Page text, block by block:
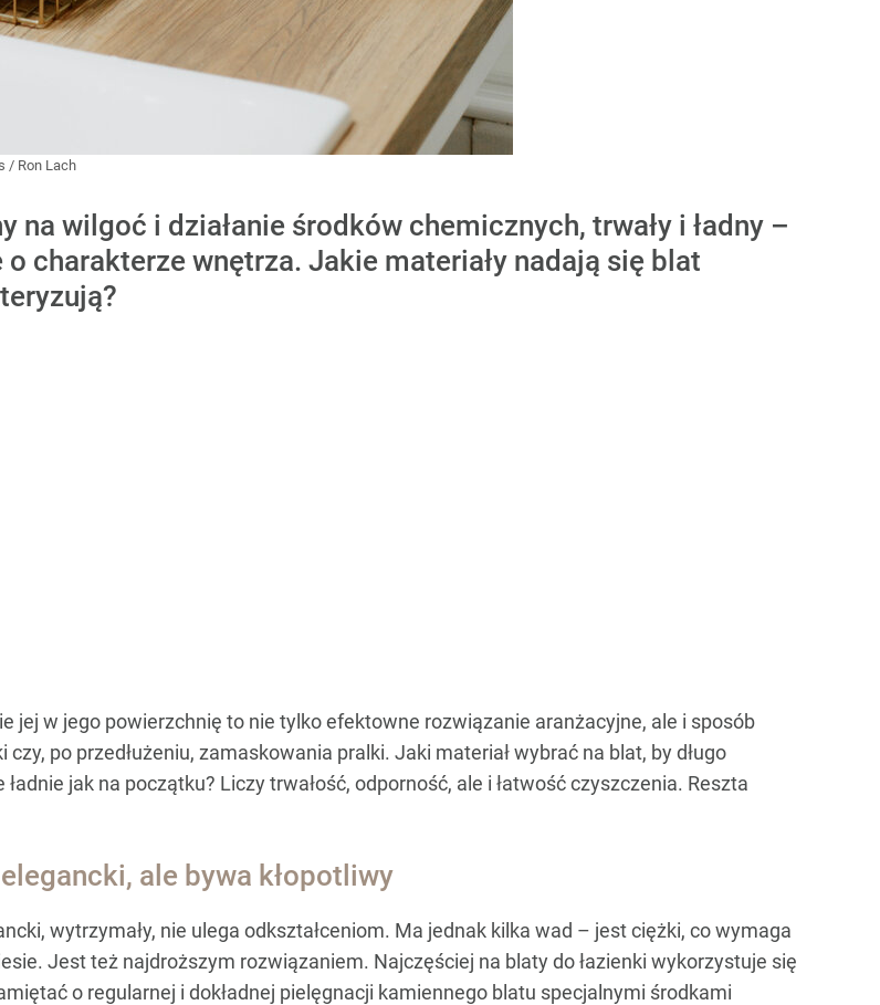
/ Ron Lach
na wilgoć i działanie środków chemicznych, trwały i ładny –
charakterze wnętrza. Jakie materiały nadają się blat
jej w jego powierzchnię to nie tylko efektowne rozwiązanie aranżacyjne, ale i sposób
po przedłużeniu, zamaskowania pralki. Jaki materiał wybrać na blat, by długo
jak na początku? Liczy trwałość, odporność, ale i łatwość czyszczenia. Reszta
ale bywa kłopotliwy
wytrzymały, nie ulega odkształceniom. Ma jednak kilka wad – jest ciężki, co wymaga
Jest też najdroższym rozwiązaniem. Najczęściej na blaty do łazienki wykorzystuje się
o regularnej i dokładnej pielęgnacji kamiennego blatu specjalnymi środkami